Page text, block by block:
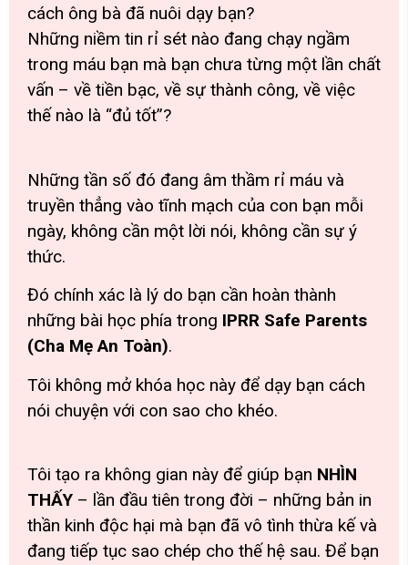
cách ông bà đã nuôi dạy bạn?
Những niềm tin rỉ sét nào đang chạy ngầm
trong máu bạn mà bạn chưa từng một lần chất
vấn – về tiền bạc, về sự thành công, về việc
thế nào là “đủ tốt”?
Những tần số đó đang âm thầm rỉ máu và
truyền thẳng vào tĩnh mạch của con bạn mỗi
ngày, không cần một lời nói, không cần sự ý
thức.
Đó chính xác là lý do bạn cần hoàn thành
những bài học phía trong IPRR Safe Parents
(Cha Mẹ An Toàn).
Tôi không mở khóa học này để dạy bạn cách
nói chuyện với con sao cho khéo.
Tôi tạo ra không gian này để giúp bạn NHÌN
THẤY – lần đầu tiên trong đời – những bản in
thần kinh độc hại mà bạn đã vô tình thừa kế và
đang tiếp tục sao chép cho thế hệ sau. Để bạn